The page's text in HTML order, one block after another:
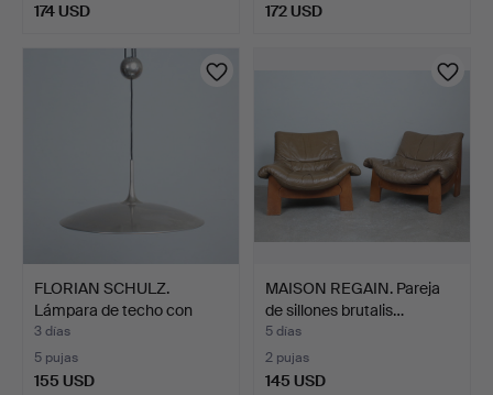
174 USD 172 USD
FLORIAN SCHULZ.
Lámpara de techo con
contr…
3 días
5 pujas
155 USD
MAISON REGAIN. Pareja
de sillones brutalis…
5 días
2 pujas
145 USD